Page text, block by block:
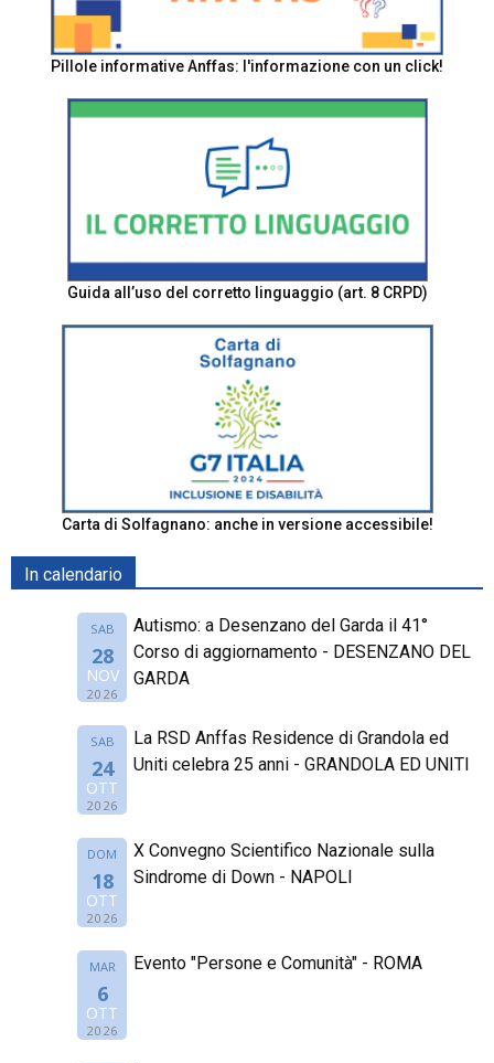
Pillole informative Anffas: l'informazione con un click!
Guida all’uso del corretto linguaggio (art. 8 CRPD)
Carta di Solfagnano: anche in versione accessibile!
In calendario
SAB
28
NOV
2026
Autismo: a Desenzano del Garda il 41°
Corso di aggiornamento - DESENZANO DEL
GARDA
SAB
24
OTT
2026
La RSD Anffas Residence di Grandola ed
Uniti celebra 25 anni - GRANDOLA ED UNITI
DOM
18
OTT
2026
X Convegno Scientifico Nazionale sulla
Sindrome di Down - NAPOLI
MAR
6
OTT
2026
Evento "Persone e Comunità" - ROMA